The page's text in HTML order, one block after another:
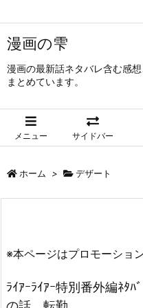
漫画の雫
漫画の最新話ネタバレ含む感
まとめています。
メニュー サイドバー
ホーム > デザート
※本ページはプロモーショ
ﾗｲｱｰﾗｲｱｰ特別番外編ﾈﾀ